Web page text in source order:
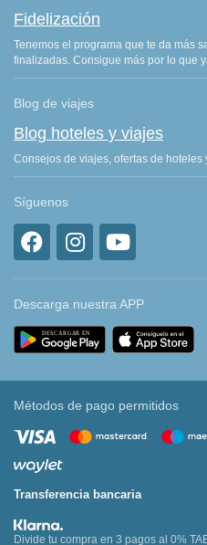
Fidelización
Tenemos el programa que te da más
finalizadas. Consigue más por lo que
Blog de viajes
Blog hoteles y viajes
Consejos de viajes, ofertas de hoteles
Síguenos
Descarga nuestra APP
Métodos de pago permitidos
Transferencia bancaria
Divide tu compra en 3 pagos al 0%